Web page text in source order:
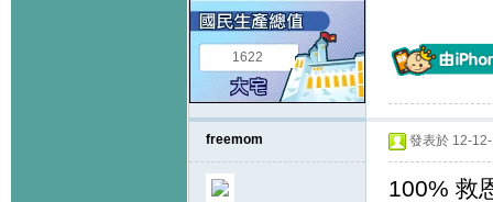
1622
freemom 發表於 12-
100% 救